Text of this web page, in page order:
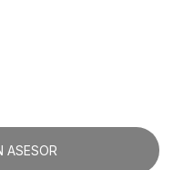
ASESOR